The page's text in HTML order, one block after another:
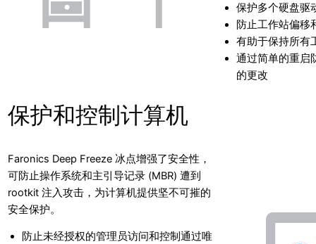
保护多个硬盘驱
防止工作站偏移
有助于保持所有
通过简单的重启
的更改
保护和控制计算机
Faronics Deep Freeze 冰点增强了安全性，
可防止操作系统和主引导记录 (MBR) 遭到
rootkit 注入攻击，为计算机提供坚不可摧的
安全保护。
防止未经授权的管理员访问和控制通过唯